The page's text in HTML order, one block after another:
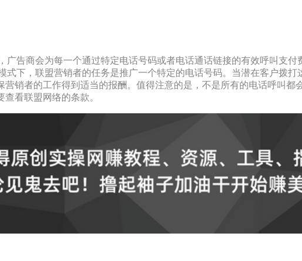
广告商会为每一个通过特定电话号码或者电话通话链接的有效呼叫支
式下，联盟营销者的任务是推广一个特定的电话号码。当潜在客户拨
营销者的工作得到适当的报酬。值得注意的是，不是所有的电话呼叫
看联盟网络的条款。